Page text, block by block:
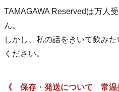
TAMAGAWA Reservedは万人
ん。
しかし、私の話をきいて飲み
ください。
《 保存・発送について 常温